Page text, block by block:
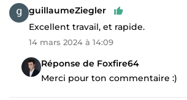
guillaumeZiegler
Excellent travail, et rapide.
14 mars 2024 à 14:09
Réponse de Foxfire64
Merci pour ton commentaire :)